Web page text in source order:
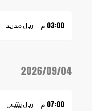
03:00 م ريال مدريد
2026/09/04
07:00 م ريال بيتيس